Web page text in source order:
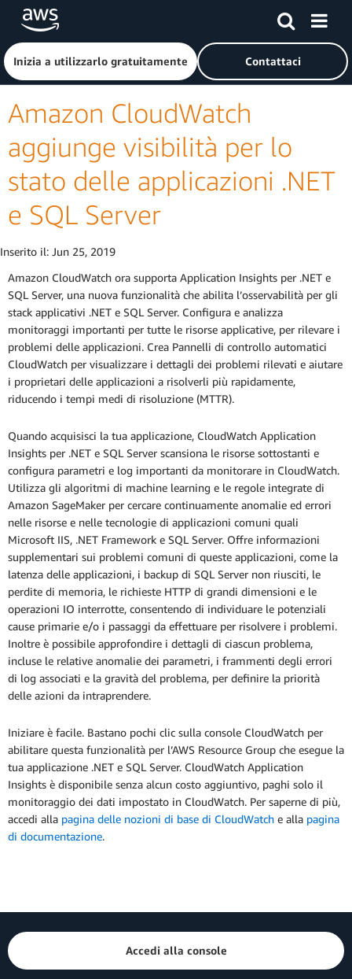
Passa al contenuto principale
Fai clic qui per tornare alla home page di Amazon Web
Inizia a utilizzarlo gratuitamente Contattaci
Amazon CloudWatch
aggiunge visibilità per lo
stato delle applicazioni .NET
e SQL Server
Inserito il: Jun 25, 2019
Amazon CloudWatch ora supporta Application Insights per .NET e
SQL Server, una nuova funzionalità che abilita l’osservabilità per gli
stack applicativi .NET e SQL Server. Configura e analizza
monitoraggi importanti per tutte le risorse applicative, per rilevare i
problemi delle applicazioni. Crea Pannelli di controllo automatici
CloudWatch per visualizzare i dettagli dei problemi rilevati e aiutare
i proprietari delle applicazioni a risolverli più rapidamente,
riducendo i tempi medi di risoluzione (MTTR).
Quando acquisisci la tua applicazione, CloudWatch Application
Insights per .NET e SQL Server scansiona le risorse sottostanti e
configura parametri e log importanti da monitorare in CloudWatch.
Utilizza gli algoritmi di machine learning e le regole integrate di
Amazon SageMaker per cercare continuamente anomalie ed errori
nelle risorse e nelle tecnologie di applicazioni comuni quali
Microsoft IIS, .NET Framework e SQL Server. Offre informazioni
supplementari sui problemi comuni di queste applicazioni, come la
latenza delle applicazioni, i backup di SQL Server non riusciti, le
perdite di memoria, le richieste HTTP di grandi dimensioni e le
operazioni IO interrotte, consentendo di individuare le potenziali
cause primarie e/o i passaggi da effettuare per risolvere i problemi.
Inoltre è possibile approfondire i dettagli di ciascun problema,
incluse le relative anomalie dei parametri, i frammenti degli errori
di log associati e la gravità del problema, per definire la priorità
delle azioni da intraprendere.
Iniziare è facile. Bastano pochi clic sulla console CloudWatch per
abilitare questa funzionalità per l’AWS Resource Group che esegue la
tua applicazione .NET e SQL Server. CloudWatch Application
Insights è disponibile senza alcun costo aggiuntivo, paghi solo il
monitoraggio dei dati impostato in CloudWatch. Per saperne di più,
accedi alla pagina delle nozioni di base di CloudWatch e alla pagina
di documentazione.
Accedi alla console